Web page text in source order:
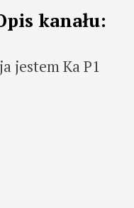
kanału:
jestem Ka P1